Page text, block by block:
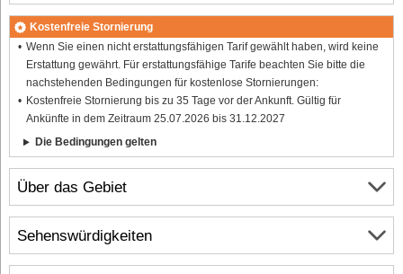
Über das Gebiet
Kostenfreie Stornierung
Wenn Sie einen nicht erstattungsfähigen Tarif gewählt haben, wird keine
Erstattung gewährt. Für erstattungsfähige Tarife beachten Sie bitte die
nachstehenden Bedingungen für kostenlose Stornierungen:
Kostenfreie Stornierung bis zu 35 Tage vor der Ankunft. Gültig für
Ankünfte in dem Zeitraum 25.07.2026 bis 31.12.2027
Die Bedingungen gelten
Sehenswürdigkeiten